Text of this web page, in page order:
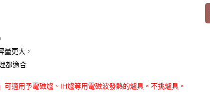
量更大，
都適合
適用予電磁爐、IH爐等用電磁波發熱的爐具。不挑爐具。